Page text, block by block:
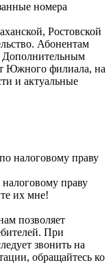
номера
Ростовской
Абонентам
Дополнительным
Южного филиала, на
и актуальные
праву
их мне!
позволяет
При
звонить на
обращайтесь ко